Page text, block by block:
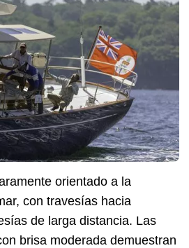
orientado a la
con travesías hacia
de larga distancia. Las
brisa moderada demuestran